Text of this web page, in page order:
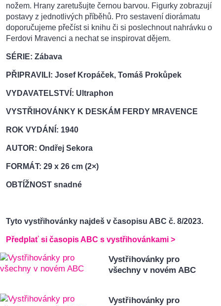
nožem. Hrany zaretušujte černou barvou. Figurky zobrazují
postavy z jednotlivých příběhů. Pro sestavení diorámatu
doporučujeme přečíst si knihu či si poslechnout nahrávku o
Ferdovi Mravenci a nechat se inspirovat dějem.
SÉRIE: Zábava
PŘIPRAVILI: Josef Kropáček, Tomáš Prokůpek
VYDAVATELSTVÍ: Ultraphon
VYSTŘIHOVÁNKY K DESKÁM FERDY MRAVENCE
ROK VYDÁNÍ: 1940
AUTOR: Ondřej Sekora
FORMÁT: 29 x 26 cm (2×)
OBTÍŽNOST snadné
Tyto vystřihovánky najdeš v časopisu ABC č. 8/2023.
Předplať si časopis ABC s vystřihovánkami >
Vystřihovánky pro
všechny v novém ABC
Vystřihovánky pro